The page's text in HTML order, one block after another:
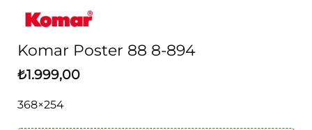
Komar Poster 88 8-894
₺1.999,00
368×254